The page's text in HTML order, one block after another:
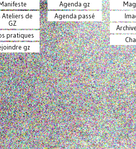
Ateliers de
GZ
pratiques
gz
Agenda gz
Agenda passé